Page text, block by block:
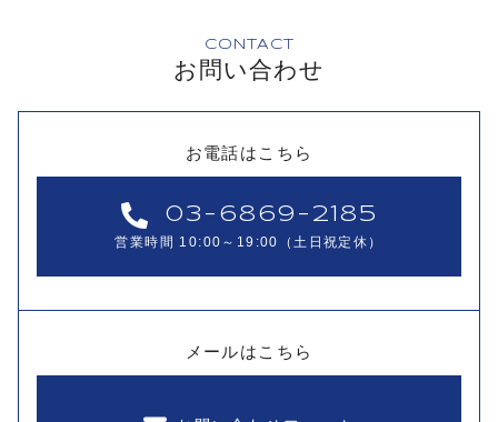
CONTACT
お問い合わせ
お電話はこちら
03-6869-2185
営業時間 10:00～19:00（土日祝定休）
メールはこちら